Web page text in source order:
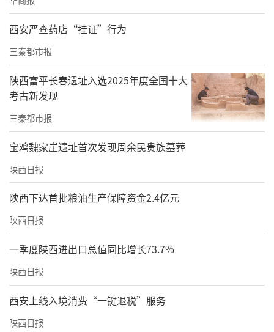
造四大主导产业集群，但人才短缺特别是技术
大瓶颈。她表示，高新区将从加强组织领导、
强化政策保障、搭建服务平台、优化发展环
境、推动项目落地等五个方面全力支持两个组
织建设。
咸阳市教育局职业教育与成人教育科科长郭晏闳致辞
西安严查药店“挂证”行为
三秦都市报
陕西富平长春遗址入选2025年度全国十大
考古新发现
三秦都市报
宝鸡魏家崖遗址首次发现周余民贵族墓葬
陕西日报
陕西下达首批粮油生产保障资金2.4亿元
陕西日报
一季度陕西进出口总值同比增长73.7%
陕西日报
西安上线入境消费“一键退税”服务
陕西日报